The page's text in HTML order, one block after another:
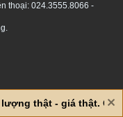
thoại: 024.3555.8066 -
thật - giá thật. Giá